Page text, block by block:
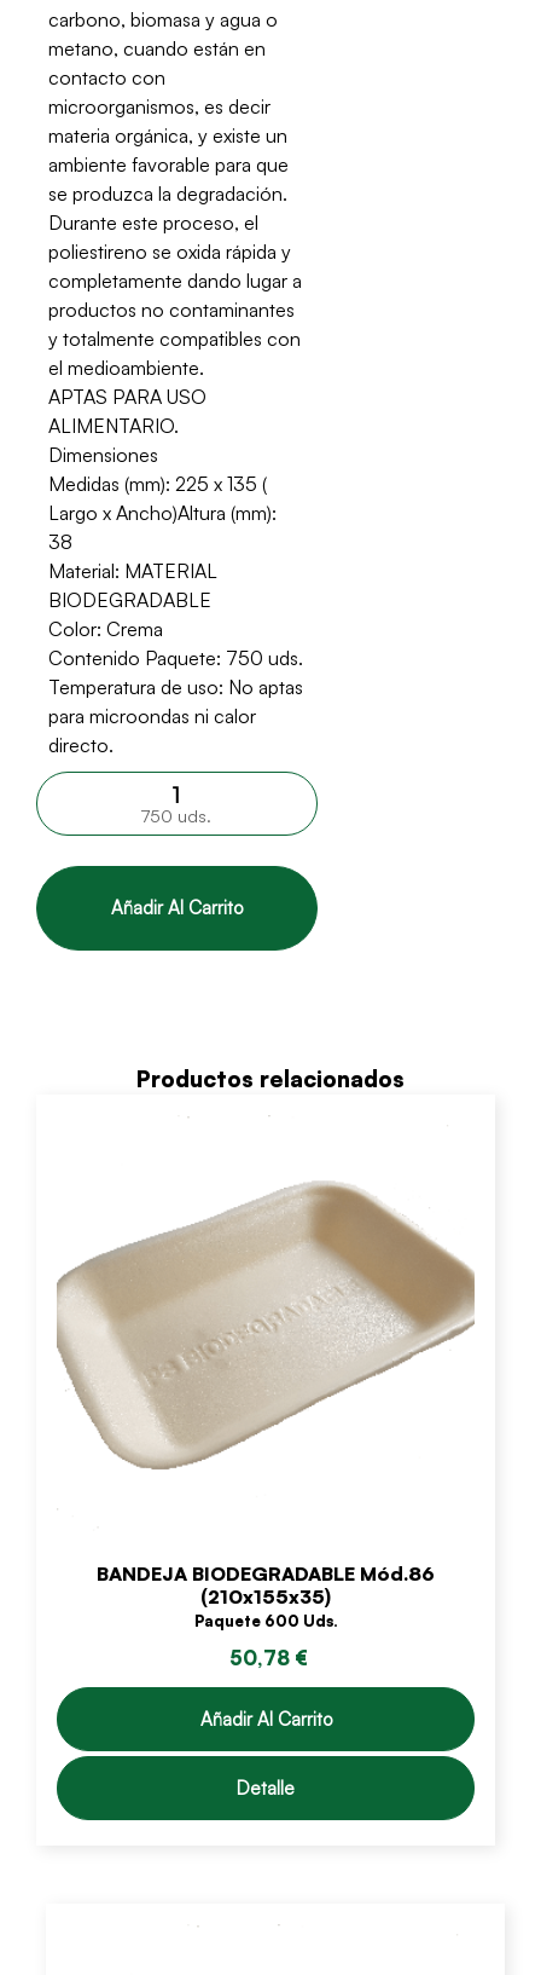
carbono, biomasa y agua o
metano, cuando están en
contacto con
microorganismos, es decir
materia orgánica, y existe un
ambiente favorable para que
se produzca la degradación.
Durante este proceso, el
poliestireno se oxida rápida y
completamente dando lugar a
productos no contaminantes
y totalmente compatibles con
el medioambiente.
APTAS PARA USO
ALIMENTARIO.
Dimensiones
Medidas (mm): 225 x 135 (
Largo x Ancho)Altura (mm):
38
Material: MATERIAL
BIODEGRADABLE
Color: Crema
Contenido Paquete: 750 uds.
Temperatura de uso: No aptas
para microondas ni calor
directo.
750 uds.
Añadir Al Carrito
Productos relacionados
BANDEJA BIODEGRADABLE Mód.86
(210x155x35)
Paquete 600 Uds.
50,78 €
Añadir Al Carrito
Detalle